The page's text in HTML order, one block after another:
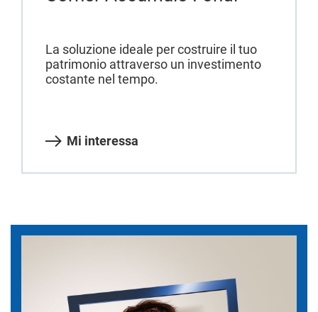
La soluzione ideale per costruire il tuo
patrimonio attraverso un investimento
costante nel tempo.
Mi interessa